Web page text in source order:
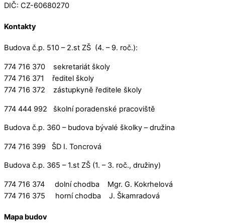
DIČ: CZ-60680270
Kontakty
Budova č.p. 510 – 2.st ZŠ (4. – 9. roč.):
774 716 370 sekretariát školy
774 716 371 ředitel školy
774 716 372 zástupkyně ředitele školy
774 444 992 školní poradenské pracoviště
Budova č.p. 360 – budova bývalé školky – družina
774 716 399 ŠD I. Toncrová
Budova č.p. 365 – 1.st ZŠ (1. – 3. roč., družiny)
774 716 374 dolní chodba Mgr. G. Kokrhelová
774 716 375 horní chodba J. Škamradová
Mapa budov